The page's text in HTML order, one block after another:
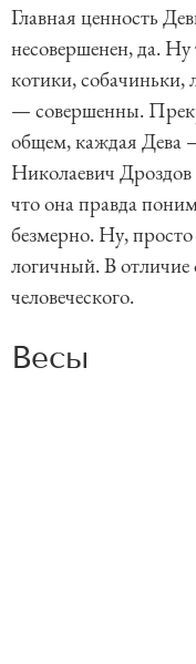
Главная ценность
несовершенен, да. Ну
котики,
— совершенны.
общем, каждая Дева
Николаевич
что она правда
безмерно. Ну,
логичный. В отличие
человеческого.
Весы